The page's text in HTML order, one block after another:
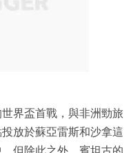
界盃首戰，與非洲勁旅
放於蘇亞雷斯和沙拿這